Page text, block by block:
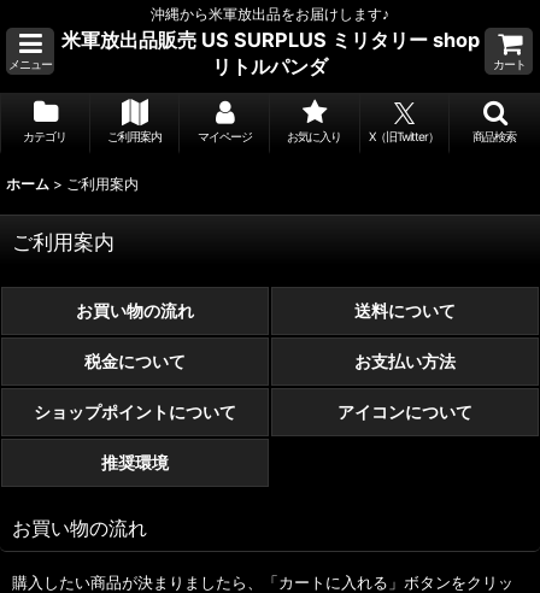
沖縄から米軍放出品をお届けします♪
メニュー
米軍放出品販売 US SURPLUS ミリタリー shop
リトルパンダ
カート
カテゴリ ご利用案内 マイページ お気に入り X（旧Twitter） 商品検索
ホーム > ご利用案内
ご利用案内
お買い物の流れ 送料について
税金について お支払い方法
ショップポイントについて アイコンについて
推奨環境
お買い物の流れ
購入したい商品が決まりましたら、「カートに入れる」ボタンをクリッ